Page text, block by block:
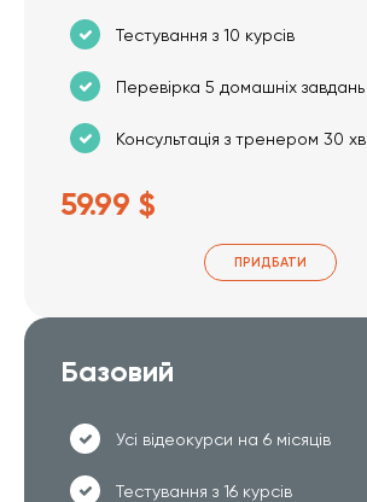
Тестування з 10 курсів
Перевірка 5 домашніх завдань
Консультація з тренером 30 хв
59.99 $
ПРИДБАТИ
Базовий
Усі відеокурси на 6 місяців
Тестування з 16 курсів